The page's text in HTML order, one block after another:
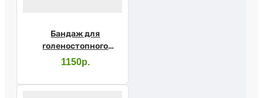
Бандаж для
голеностопного
сустава У-832 №2
1150р.